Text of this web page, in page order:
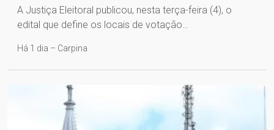
A Justiça Eleitoral publicou, nesta terça-feira (4), o
edital que define os locais de votação…
Há 1 dia – Carpina